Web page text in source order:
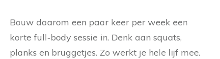
Bouw daarom een paar keer per week een
korte full-body sessie in. Denk aan squats,
planks en bruggetjes. Zo werkt je hele lijf mee.